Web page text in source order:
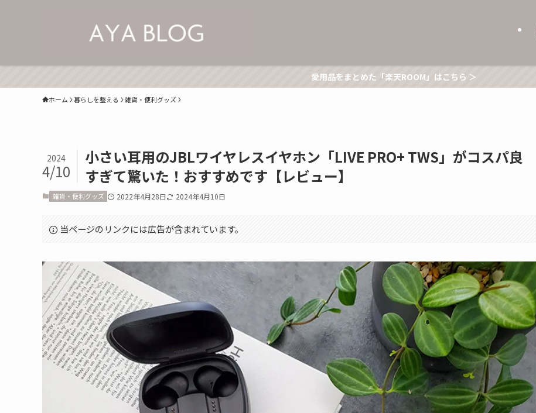
愛用品をまとめた「楽天ROOM」はこちら ＞
ホーム 暮らしを整える 雑貨・便利グッズ
小さい耳用のJBLワイヤレスイヤホン「LIVE PRO+ TWS」がコスパ良
すぎて驚いた！おすすめです【レビュー】
2024
4/10
雑貨・便利グッズ 2022年4月28日 2024年4月10日
当ページのリンクには広告が含まれています。